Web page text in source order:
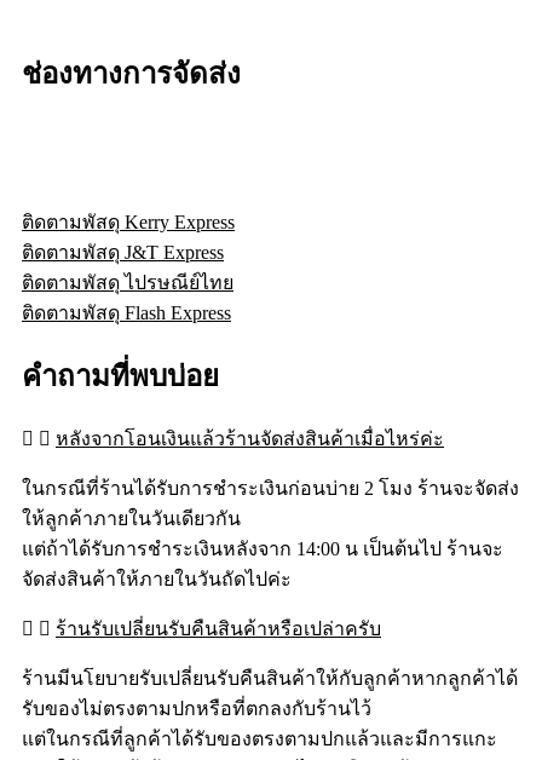
ช่องทางการจัดส่ง
ติดตามพัสดุ Kerry Express
ติดตามพัสดุ J&T Express
ติดตามพัสดุ ไปรษณีย์ไทย
ติดตามพัสดุ Flash Express
คำถามที่พบบ่อย
หลังจากโอนเงินแล้วร้านจัดส่งสินค้าเมื่อไหร่ค่ะ
ในกรณีที่ร้านได้รับการชำระเงินก่อนบ่าย 2 โมง ร้านจะจัดส่ง
ให้ลูกค้าภายในวันเดียวกัน
แต่ถ้าได้รับการชำระเงินหลังจาก 14:00 น เป็นต้นไป ร้านจะ
จัดส่งสินค้าให้ภายในวันถัดไปค่ะ
ร้านรับเปลี่ยนรับคืนสินค้าหรือเปล่าครับ
ร้านมีนโยบายรับเปลี่ยนรับคืนสินค้าให้กับลูกค้าหากลูกค้าได้
รับของไม่ตรงตามปกหรือที่ตกลงกับร้านไว้
แต่ในกรณีที่ลูกค้าได้รับของตรงตามปกแล้วและมีการแกะ